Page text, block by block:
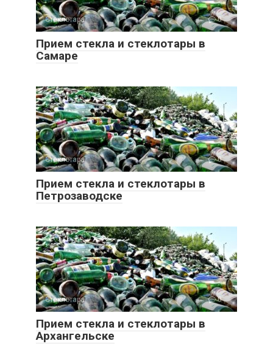
Стеклотара 0
Прием стекла и стеклотары в
Самаре
Стеклотара 0
Прием стекла и стеклотары в
Петрозаводске
Стеклотара 0
Прием стекла и стеклотары в
Архангельске